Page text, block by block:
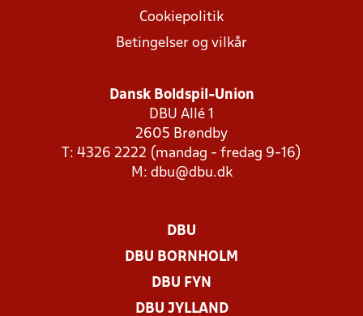
Cookiepolitik
Betingelser og vilkår
Dansk Boldspil-Union
DBU Allé 1
2605 Brøndby
T: 4326 2222 (mandag - fredag 9-16)
M: dbu@dbu.dk
DBU
DBU BORNHOLM
DBU FYN
DBU JYLLAND